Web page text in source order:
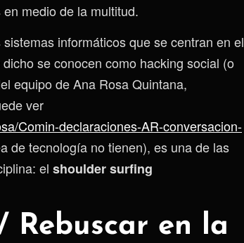
medio de la multitud.
informáticos que se centran en el
se conocen como hacking social (o
equipo de Ana Rosa Quintana,
ver
Comin-declaraciones-AR-conversacion-
de tecnología no tienen), es una de las
el shoulder surfing
Rebuscar en la